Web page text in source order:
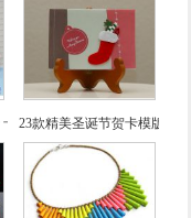
通儿童生日贺卡
23款精美圣诞节贺卡模版